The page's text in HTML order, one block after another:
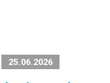
25.06.2026